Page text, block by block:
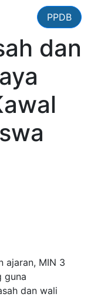
PPDB
dan
ajaran, MIN 3
guna
dan wali